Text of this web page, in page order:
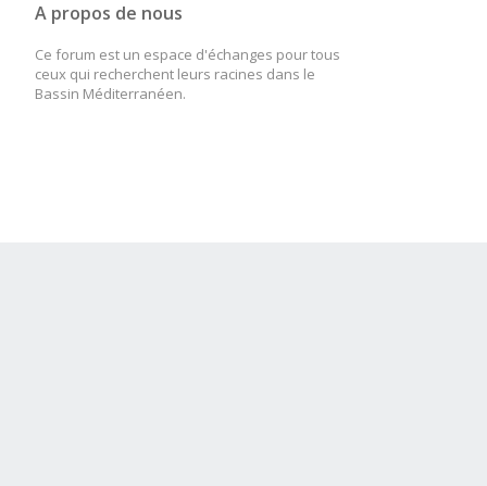
A propos de nous
Ce forum est un espace d'échanges pour tous
ceux qui recherchent leurs racines dans le
Bassin Méditerranéen.